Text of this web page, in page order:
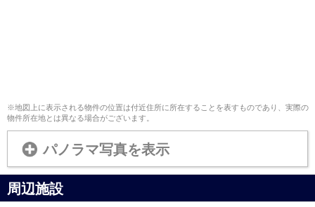
※地図上に表示される物件の位置は付近住所に所在することを表すものであり、実際の
物件所在地とは異なる場合がございます。
パノラマ写真を表示
周辺施設